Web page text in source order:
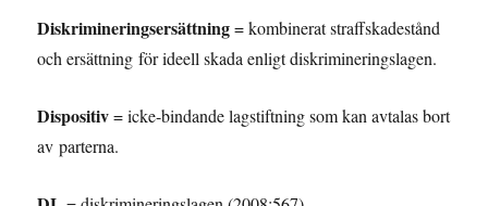
Diskrimineringsersättning= kombinerat straffskadestånd
och ersättning för ideell skada enligt diskrimineringslagen.
Dispositiv= icke-bindande lagstiftning som kan avtalas bort
av parterna.